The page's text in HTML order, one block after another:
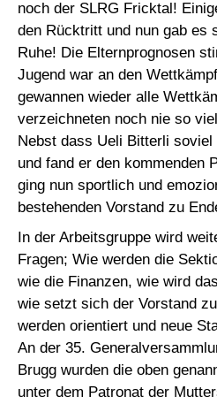
noch der SLRG Fricktal!
den Rücktritt und nun gab es
Ruhe! Die Elternprognosen
Jugend war an den
gewannen wieder alle
verzeichneten noch nie so
Nebst dass Ueli Bitterli
und fand er den kommenden
ging nun sportlich und
bestehenden Vorstand zu
In der Arbeitsgruppe wird
Fragen; Wie werden die
wie die Finanzen, wie wird
wie setzt sich der Vorstand
werden orientiert und neue
An der 35.
Brugg wurden die oben
unter dem Patronat der